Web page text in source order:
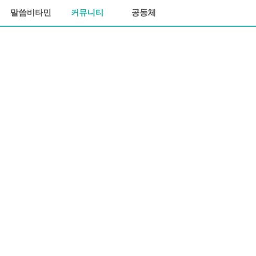
말씀비타민 커뮤니티 공동체